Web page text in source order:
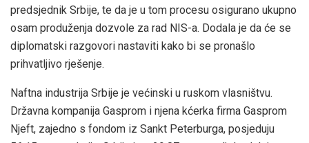
predsjednik Srbije, te da je u tom procesu osigurano ukupno
osam produženja dozvole za rad NIS-a. Dodala je da će se
diplomatski razgovori nastaviti kako bi se pronašlo
prihvatljivo rješenje.
Naftna industrija Srbije je većinski u ruskom vlasništvu.
Državna kompanija Gasprom i njena kćerka firma Gasprom
Njeft, zajedno s fondom iz Sankt Peterburga, posjeduju